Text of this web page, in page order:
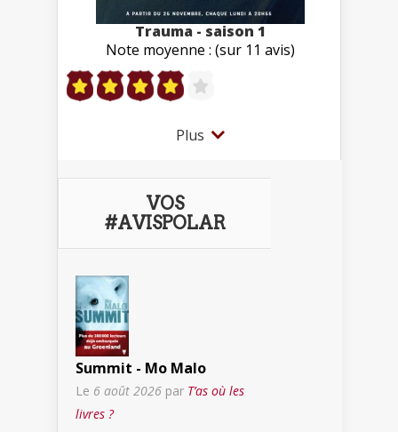
Trauma - saison 1
Note moyenne : (sur 11 avis)
Plus
VOS
#AVISPOLAR
Summit - Mo Malo
Le 6 août 2026 par T’as où les
livres ?